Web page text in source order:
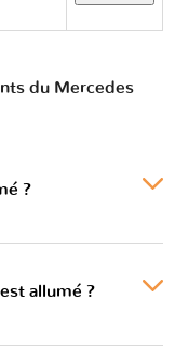
du Mercedes
?
allumé ?